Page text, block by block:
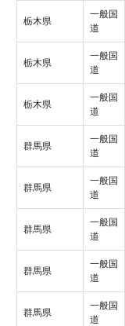
栃木県
一般国
道
栃木県
一般国
道
栃木県
一般国
道
群馬県
一般国
道
群馬県
一般国
道
群馬県
一般国
道
群馬県
一般国
道
群馬県
一般国
道